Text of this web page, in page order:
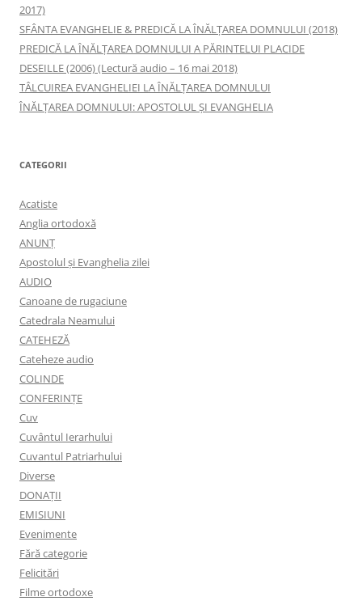
2017)
SFÂNTA EVANGHELIE & PREDICĂ LA ÎNĂLŢAREA DOMNULUI (2018)
PREDICĂ LA ÎNĂLŢAREA DOMNULUI A PĂRINTELUI PLACIDE
DESEILLE (2006) (Lectură audio – 16 mai 2018)
TÂLCUIREA EVANGHELIEI LA ÎNĂLŢAREA DOMNULUI
ÎNĂLŢAREA DOMNULUI: APOSTOLUL ȘI EVANGHELIA
CATEGORII
Acatiste
Anglia ortodoxă
ANUNŢ
Apostolul şi Evanghelia zilei
AUDIO
Canoane de rugaciune
Catedrala Neamului
CATEHEZĂ
Cateheze audio
COLINDE
CONFERINȚE
Cuv
Cuvântul Ierarhului
Cuvantul Patriarhului
Diverse
DONAȚII
EMISIUNI
Evenimente
Fără categorie
Felicitări
Filme ortodoxe